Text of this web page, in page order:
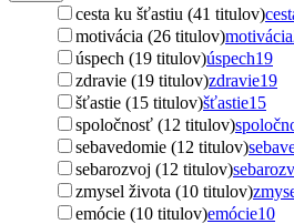
cesta ku šťastiu (41 titulov)
motivácia (26 titulov)motivácia
úspech (19 titulov)úspech19
zdravie (19 titulov)zdravie19
šťastie (15 titulov)šťastie15
spoločnosť (12 titulov)
sebavedomie (12 titulov)
sebarozvoj (12 titulov)
zmysel života (10 titulov)
emócie (10 titulov)emócie10